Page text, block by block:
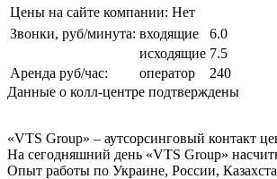
Цены на сайте компании: Нет
Звонки, руб/минута: входящие
6.0
исходящие 7.5
Аренда руб/час:
оператор
240
Данные о колл-центре подтверждены
«VTS Group» – аутсорсинговый контакт
На сегодняшний день «VTS Group»
Опыт работы по Украине, России,